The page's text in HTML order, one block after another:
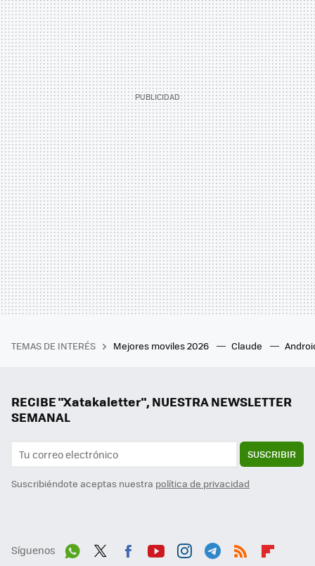
TEMAS DE INTERÉS Mejores moviles 2026 Claude
RECIBE "Xatakaletter", NUESTRA NEWSLETTER
SEMANAL
SUSCRIBIR
Suscribiéndote aceptas nuestra política de privacidad
Síguenos